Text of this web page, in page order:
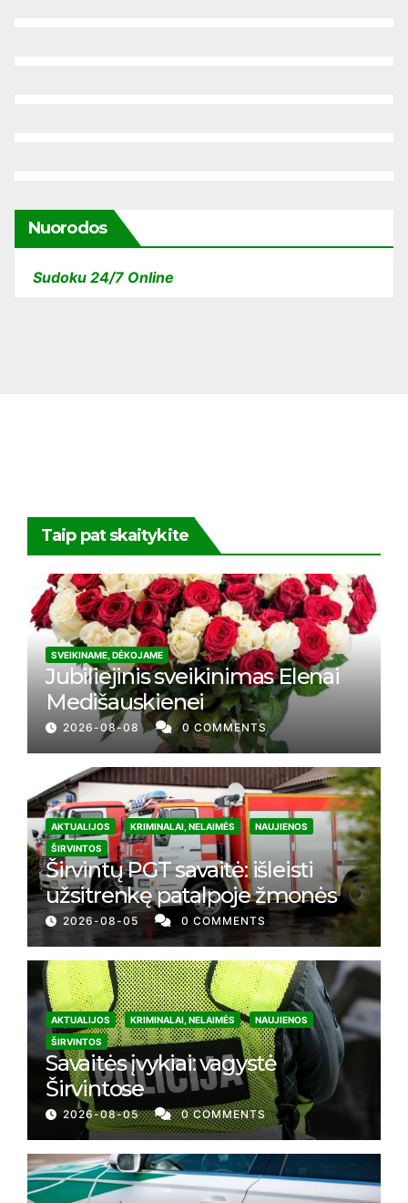
Nuorodos
Sudoku 24/7 Online
Taip pat skaitykite
SVEIKINAME, DĖKOJAME
Jubiliejinis sveikinimas Elenai
Medišauskienei
2026-08-08 0 COMMENTS
AKTUALIJOS KRIMINALAI, NELAIMĖS
NAUJIENOS
ŠIRVINTOS
Širvintų PGT savaitė: išleisti
užsitrenkę patalpoje žmonės
2026-08-05 0 COMMENTS
AKTUALIJOS KRIMINALAI, NELAIMĖS
NAUJIENOS
ŠIRVINTOS
Savaitės įvykiai: vagystė
Širvintose
2026-08-05 0 COMMENTS